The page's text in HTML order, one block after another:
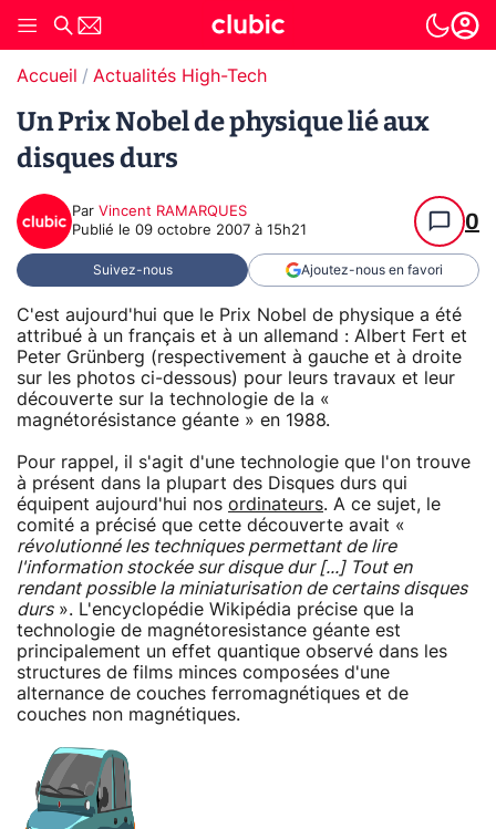
Accueil Actualités High-Tech
Un Prix Nobel de physique lié aux
disques durs
Par Vincent RAMARQUES
Publié le 09 octobre 2007 à 15h21 0
Suivez-nous Ajoutez-nous en favori
C'est aujourd'hui que le Prix Nobel de physique a été
attribué à un français et à un allemand : Albert Fert et
Peter Grünberg (respectivement à gauche et à droite
sur les photos ci-dessous) pour leurs travaux et leur
découverte sur la technologie de la «
magnétorésistance géante » en 1988.
Pour rappel, il s'agit d'une technologie que l'on trouve
à présent dans la plupart des Disques durs qui
équipent aujourd'hui nos ordinateurs. A ce sujet, le
comité a précisé que cette découverte avait «
révolutionné les techniques permettant de lire
l'information stockée sur disque dur [...] Tout en
rendant possible la miniaturisation de certains disques
durs». L'encyclopédie Wikipédia précise que la
technologie de magnétoresistance géante est
principalement un effet quantique observé dans les
structures de films minces composées d'une
alternance de couches ferromagnétiques et de
couches non magnétiques.